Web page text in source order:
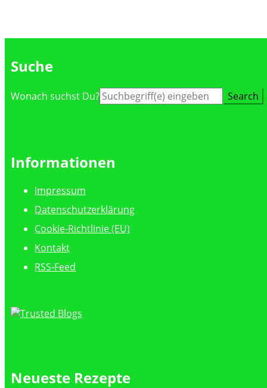
Suche
Suche
Wonach suchst Du?
Informationen
Impressum
Datenschutzerklärung
Cookie-Richtlinie (EU)
Kontakt
RSS-Feed
Neueste Rezepte